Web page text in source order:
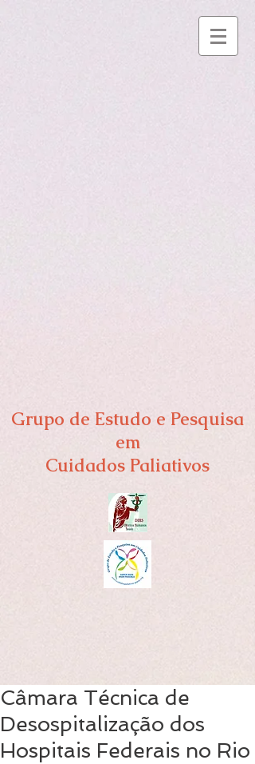
Grupo de Estudo e Pesquisa
em
Cuidados Paliativos
Câmara Técnica de
Desospitalização dos
Hospitais Federais no Rio